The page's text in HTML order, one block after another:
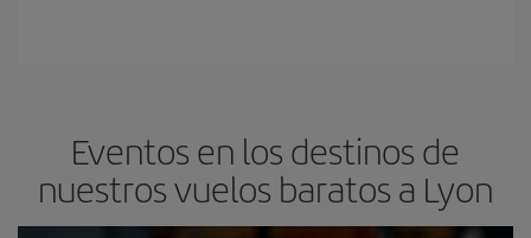
Eventos en los destinos de
nuestros vuelos baratos a Lyon